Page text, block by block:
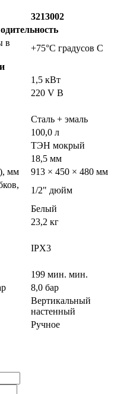
3213002
в
+75°С градусов С
1,5 кВт
220 V В
Сталь + эмаль
100,0 л
ТЭН мокрый
18,5 мм
мм
913 × 450 × 480 мм
1/2" дюйм
Белый
23,2 кг
IPX3
199 мин. мин.
8,0 бар
Вертикальный
настенный
Ручное